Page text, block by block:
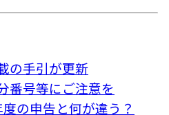
の手引が更新
号等にご注意を
の申告と何が違う？